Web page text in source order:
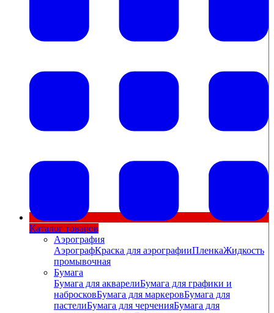
Каталог товаров
Аэрография
АэрографКраска для аэрографииПленкаЖидкость
промывочная
Бумага
Бумага для акварелиБумага для графики и
набросковБумага для маркеровБумага для
пастелиБумага для черченияБумага для